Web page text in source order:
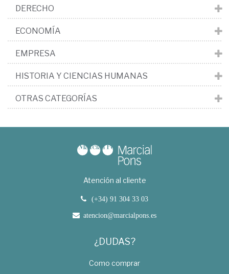
DERECHO
ECONOMÍA
EMPRESA
HISTORIA Y CIENCIAS HUMANAS
OTRAS CATEGORÍAS
Atención al cliente
(+34) 91 304 33 03
atencion@marcialpons.es
¿DUDAS?
Como comprar